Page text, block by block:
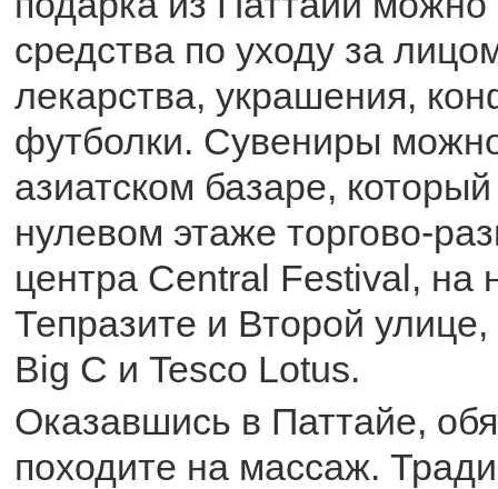
средства по уходу за
лекарства, украшения,
футболки. Сувениры
азиатском базаре,
нулевом этаже торгово-
центра Central Festival, на
Тепразите и Второй улице,
Big C и Tesco Lotus.
Оказавшись в Паттайе,
походите на массаж.